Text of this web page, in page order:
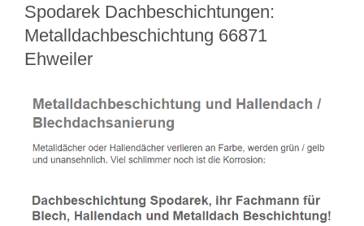
Spodarek Dachbeschichtungen:
Metalldachbeschichtung 66871
Ehweiler